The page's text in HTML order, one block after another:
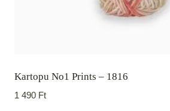
Kartopu No1 Prints – 1816
1 490 Ft